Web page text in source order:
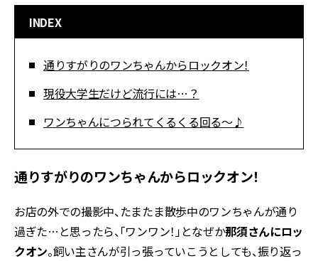
INDEX
通りすがりのワンちゃんからロックオン！
現役大学生だけど流行には…？
ワンちゃんにつられてくるくる回る～♪
通りすがりのワンちゃんからロックオン！
お店の外での撮影中、たまたま散歩中のワンちゃんが通り
過ぎた…と思ったら、「ワンワン！」となぜか那須さんにロッ
クオン。飼い主さんが引っ張っていこうとしても、振り返っ